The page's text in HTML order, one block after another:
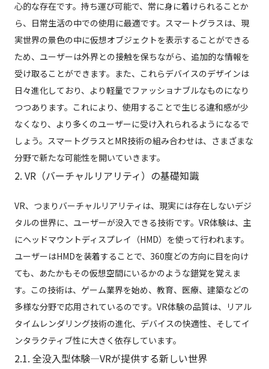
心的な存在です。持ち運び可能で、常に身に着けられることか
ら、日常生活の中での使用に最適です。スマートグラスは、現
実世界の景色の中に仮想オブジェクトを表示することができる
ため、ユーザーは外界との接触を保ちながら、追加的な情報を
受け取ることができます。また、これらデバイスのデザインは
日々進化しており、より軽量でファッショナブルなものになり
つつあります。これにより、使用することで生じる違和感が少
なくなり、より多くのユーザーに受け入れられるようになるで
しょう。スマートグラスとMR技術の組み合わせは、さまざまな
分野で新たな可能性を開いていきます。
2. VR（バーチャルリアリティ）の基礎知識
VR、つまりバーチャルリアリティは、現実には存在しないデジ
タルの世界に、ユーザーが没入できる技術です。VR体験は、主
にヘッドマウントディスプレイ（HMD）を使って行われます。
ユーザーはHMDを装着することで、360度どの方向に目を向け
ても、あたかもその仮想空間にいるかのような錯覚を覚えま
す。この技術は、ゲーム業界を始め、教育、医療、建築などの
多様な分野で応用されているのです。VR体験の品質は、リアル
タイムレンダリング技術の進化、デバイスの快適性、そしてイ
ンタラクティブ性に大きく依存しています。
2.1. 全没入型体験—VRが提供する新しい世界